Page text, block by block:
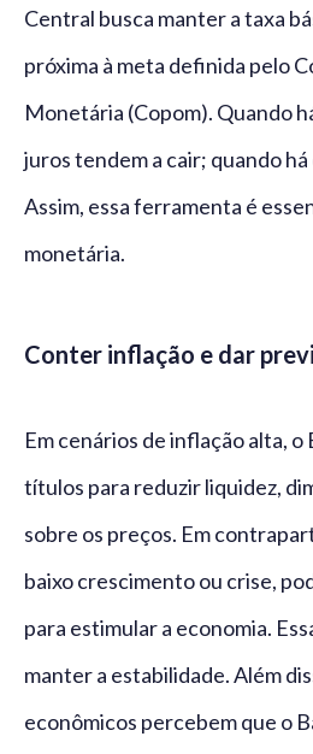
Central busca manter a taxa
próxima à meta definida pelo
Monetária (Copom). Quando
juros tendem a cair; quando há
Assim, essa ferramenta é
monetária.
Conter inflação e dar
Em cenários de inflação alta,
títulos para reduzir liquidez,
sobre os preços. Em
baixo crescimento ou crise,
para estimular a economia.
manter a estabilidade. Além
econômicos percebem que o